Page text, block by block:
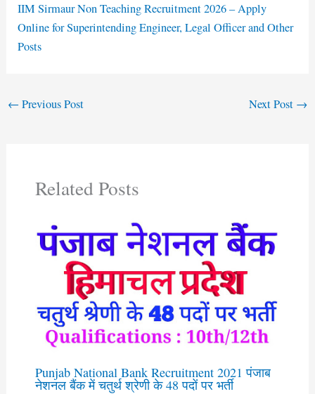
IIM Sirmaur Non Teaching Recruitment 2026 – Apply
Online for Superintending Engineer, Legal Officer and Other
Posts
← Previous Post Next Post →
Related Posts
Punjab National Bank Recruitment 2021 पंजाब
नेशनल बैंक में चतुर्थ श्रेणी के 48 पदों पर भर्ती